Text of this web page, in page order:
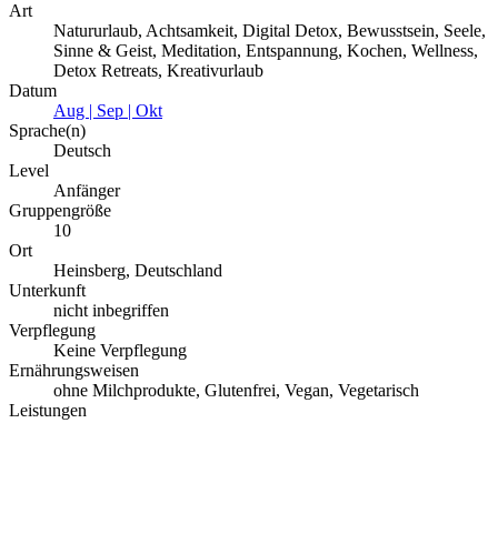
Art
Natururlaub, Achtsamkeit, Digital Detox, Bewusstsein, Seele,
Sinne & Geist, Meditation, Entspannung, Kochen, Wellness,
Detox Retreats, Kreativurlaub
Datum
Aug | Sep | Okt
Sprache(n)
Deutsch
Level
Anfänger
Gruppengröße
10
Ort
Heinsberg, Deutschland
Unterkunft
nicht inbegriffen
Verpflegung
Keine Verpflegung
Ernährungsweisen
ohne Milchprodukte, Glutenfrei, Vegan, Vegetarisch
Leistungen